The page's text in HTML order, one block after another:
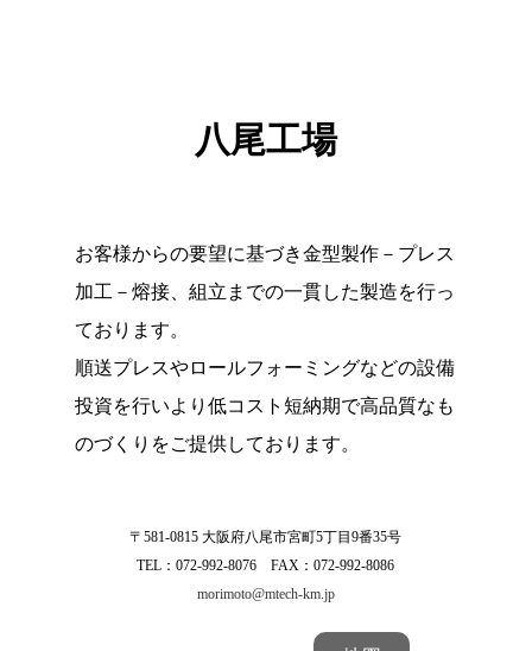
八尾工場
お客様からの要望に基づき金型製作－プレス
加工－熔接、組立までの一貫した製造を行っ
ております。
順送プレスやロールフォーミングなどの設備
投資を行いより低コスト短納期で高品質なも
のづくりをご提供しております。
〒581-0815 大阪府八尾市宮町5丁目9番35号
TEL：072-992-8076 FAX：072-992-8086
morimoto@mtech-km.jp